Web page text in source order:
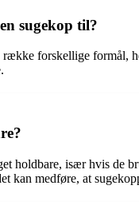
sugekop til?
forskellige formål,
holdbare, især hvis de
kan medføre, at